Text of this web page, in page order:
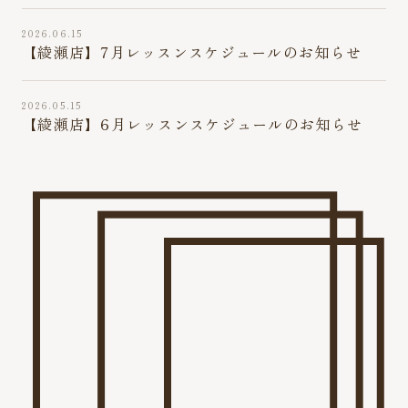
2026.06.15
【綾瀬店】7月レッスンスケジュールのお知らせ
2026.05.15
【綾瀬店】6月レッスンスケジュールのお知らせ